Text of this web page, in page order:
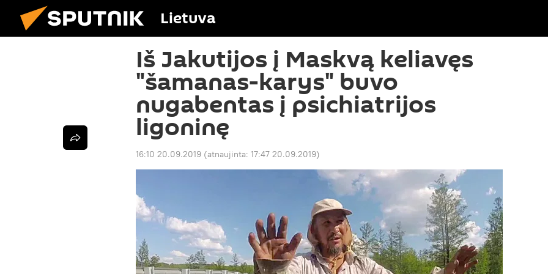
Lietuva
Iš Jakutijos į Maskvą keliavęs
"šamanas-karys" buvo
nugabentas į psichiatrijos
ligoninę
16:10 20.09.2019 (atnaujinta: 17:47 20.09.2019)